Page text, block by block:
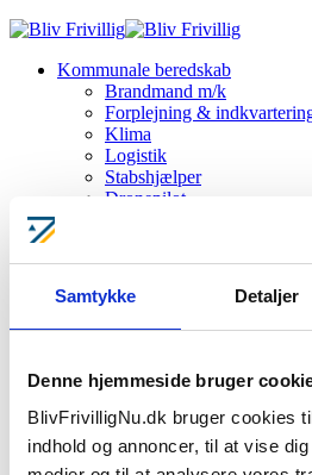
Samtykke Detaljer
Denne hjemmeside bruger
BlivFrivilligNu.dk bruger cookies
indhold og annoncer, til at vise
Kommunale beredskab
Brandmand m/k
Forplejning &
Klima
Logistik
Stabshjælper
Dronepilot
Førstehjælp
BorgerBeredskabet
Underviser
Find frivilligenhed
Frivilligenheder